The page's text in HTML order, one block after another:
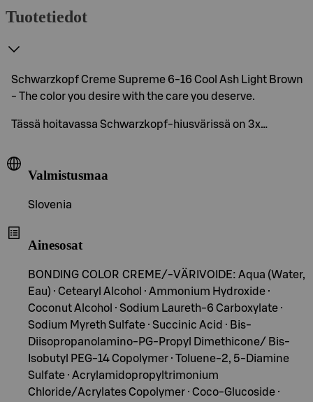
Tuotetiedot
Schwarzkopf Creme Supreme 6-16 Cool Ash Light Brown
- The color you desire with the care you deserve.
Tässä hoitavassa Schwarzkopf-hiusvärissä on 3x…
Valmistusmaa
Slovenia
Ainesosat
BONDING COLOR CREME/-VÄRIVOIDE: Aqua (Water,
Eau) · Cetearyl Alcohol · Ammonium Hydroxide ·
Coconut Alcohol · Sodium Laureth-6 Carboxylate ·
Sodium Myreth Sulfate · Succinic Acid · Bis-
Diisopropanolamino-PG-Propyl Dimethicone/ Bis-
Isobutyl PEG-14 Copolymer · Toluene-2, 5-Diamine
Sulfate · Acrylamidopropyltrimonium
Chloride/Acrylates Copolymer · Coco-Glucoside ·